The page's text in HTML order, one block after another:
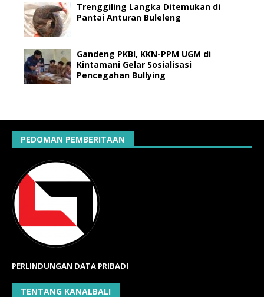
Trenggiling Langka Ditemukan di
Pantai Anturan Buleleng
Gandeng PKBI, KKN-PPM UGM di
Kintamani Gelar Sosialisasi
Pencegahan Bullying
PEDOMAN PEMBERITAAN
PERLINDUNGAN DATA PRIBADI
TENTANG KANALBALI